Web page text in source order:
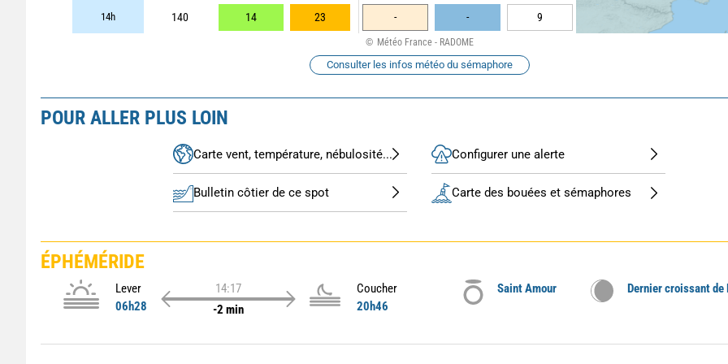
14h 140 14 23 - - 9
Météo France - RADOME
Consulter les infos météo du sémaphore
POUR ALLER PLUS LOIN
Carte vent, température, nébulosité...
Bulletin côtier de ce spot
Configurer une alerte
Carte des bouées et sémaphores
ÉPHÉMÉRIDE
Lever
06h28
14:17
-2 min
Coucher
20h46
Saint Amour Dernier croissant de